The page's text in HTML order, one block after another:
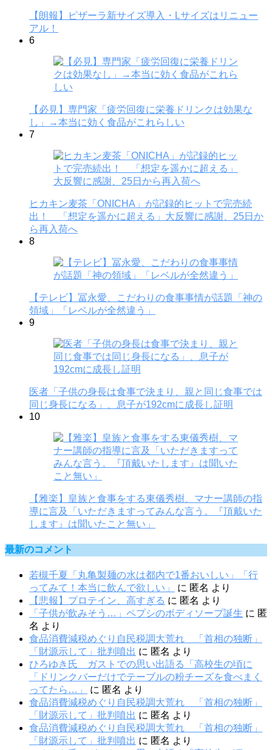
【朗報】ピザーラ新サイズ導入・Lサイズはリニュー
アル！
6
【必見】専門家「疲労回復に栄養ドリンクは効果な
し」→本当に効く食品がこれらしい
7
ヒカキン麦茶「ONICHA」が記録的ヒットで完売続
出！ 「想定を遥かに超える」大反響に感謝、25日か
ら再入荷へ
8
【テレビ】冨永愛、こだわりの食事事情が話題「神の
領域」「レベルが全然違う」
9
医者「子供の身長は食事で決まり、親と同じ食事では
同じ身長になる」、息子が192cmに成長し証明
10
【雅楽】皇族と食事をする東儀秀樹、マナー講師の指
導に言及「いただきますってみんな言う。『頂戴いた
します』は聞いたこと無い」
最新のコメント
若槻千夏「丸亀製麺の水は都内で1番おいしい」「行
ってみて！本当に飲んで欲しい」
に 匿名 より
【悲報】プロテイン、高すぎる に 匿名 より
「子供が飲みそう…」ペプシのボディソープ誕生 に 匿
名 より
食品消費減税めぐり自民税調大荒れ 「首相の独断」
「財源示して」批判噴出 に 匿名 より
ひろゆき氏 ガストでの思い出語る「高校生の頃に
「ドリンクバーだけでテーブルの粉チーズを食べまく
ってたら…」
に 匿名 より
食品消費減税めぐり自民税調大荒れ 「首相の独断」
「財源示して」批判噴出 に 匿名 より
食品消費減税めぐり自民税調大荒れ 「首相の独断」
「財源示して」批判噴出 に 匿名 より